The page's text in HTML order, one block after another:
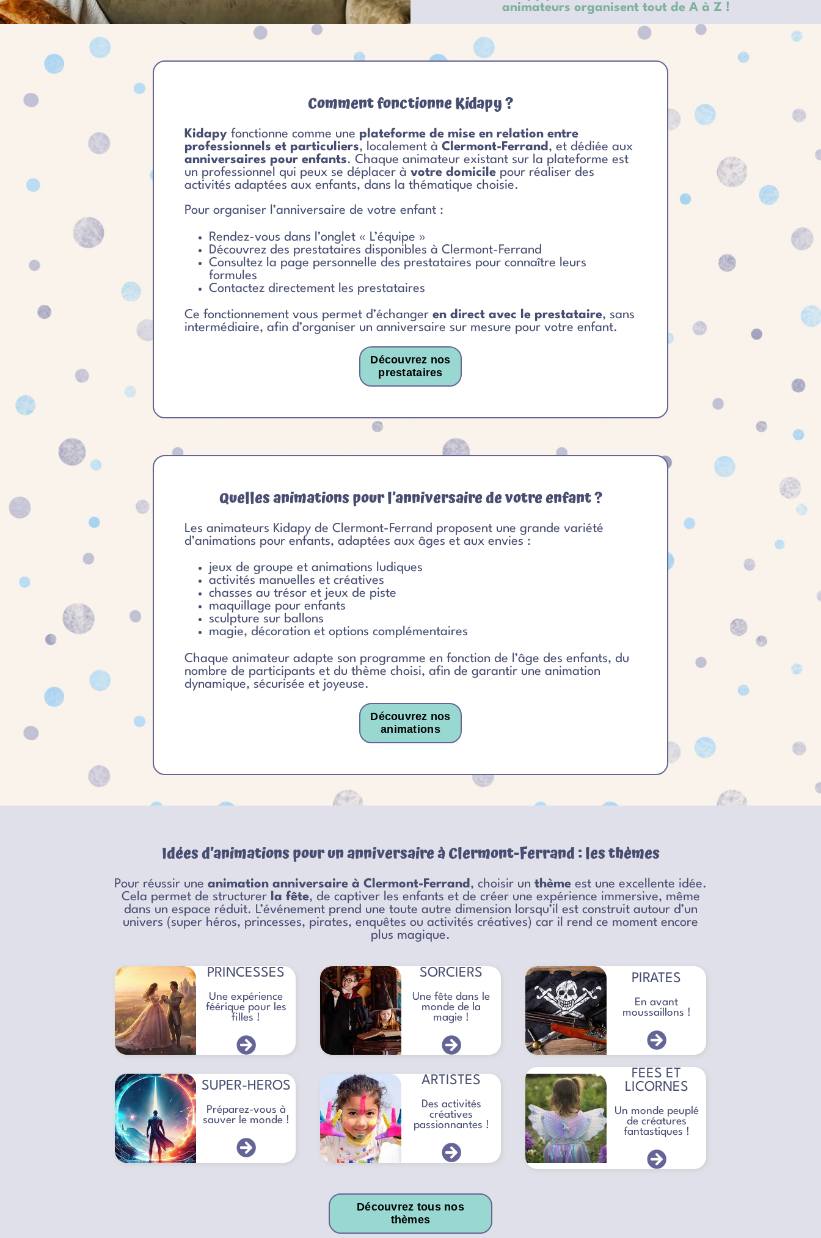
animateurs organisent tout de A à Z !
Comment fonctionne Kidapy ?
Kidapy fonctionne comme une plateforme de mise en relation entre
professionnels et particuliers, localement à Clermont-Ferrand, et dédiée aux
anniversaires pour enfants. Chaque animateur existant sur la plateforme est
un professionnel qui peux se déplacer à votre domicile pour réaliser des
activités adaptées aux enfants, dans la thématique choisie.
Pour organiser l’anniversaire de votre enfant :
Rendez-vous dans l’onglet « L’équipe »
Découvrez des prestataires disponibles à Clermont-Ferrand
Consultez la page personnelle des prestataires pour connaître leurs
formules
Contactez directement les prestataires
Ce fonctionnement vous permet d’échanger en direct avec le prestataire, sans
intermédiaire, afin d’organiser un anniversaire sur mesure pour votre enfant.
Découvrez nos
prestataires
Quelles animations pour l’anniversaire de votre enfant ?
Les animateurs Kidapy de Clermont-Ferrand proposent une grande variété
d’animations pour enfants, adaptées aux âges et aux envies :
jeux de groupe et animations ludiques
activités manuelles et créatives
chasses au trésor et jeux de piste
maquillage pour enfants
sculpture sur ballons
magie, décoration et options complémentaires
Chaque animateur adapte son programme en fonction de l’âge des enfants, du
nombre de participants et du thème choisi, afin de garantir une animation
dynamique, sécurisée et joyeuse.
Découvrez nos
animations
Idées d’animations pour un anniversaire à Clermont-Ferrand : les thèmes
Pour réussir une animation anniversaire à Clermont-Ferrand , choisir un thème est une excellente idée.
Cela permet de structurer la fête, de captiver les enfants et de créer une expérience immersive, même
dans un espace réduit. L’événement prend une toute autre dimension lorsqu’il est construit autour d’un
univers (super héros, princesses, pirates, enquêtes ou activités créatives) car il rend ce moment encore
plus magique.
PRINCESSES
Une expérience
féérique pour les
filles !
SORCIERS
Une fête dans le
monde de la
magie !
PIRATES
En avant
moussaillons !
SUPER-HEROS
Préparez-vous à
sauver le monde !
ARTISTES
Des activités
créatives
passionnantes !
FEES ET
LICORNES
Un monde peuplé
de créatures
fantastiques !
Découvrez tous nos
thèmes